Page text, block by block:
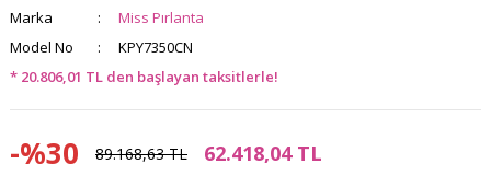
Marka
Miss Pırlanta
Model No
KPY7350CN
* 20.806,01 TL den başlayan taksitlerle!
-%30 89.168,63 TL 62.418,04 TL